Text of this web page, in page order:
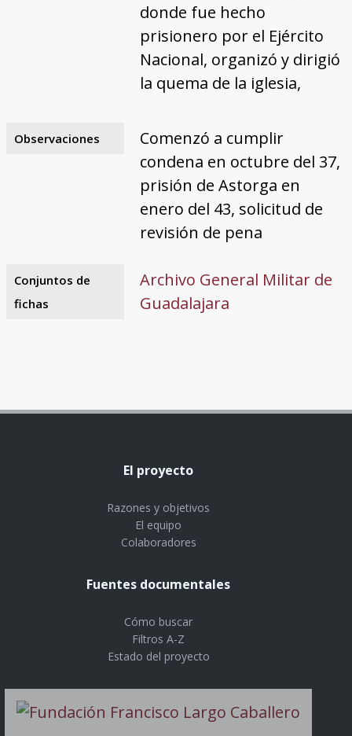
donde fue hecho
prisionero por el Ejército
Nacional, organizó y dirigió
la quema de la iglesia,
Observaciones
Comenzó a cumplir
condena en octubre del 37,
prisión de Astorga en
enero del 43, solicitud de
revisión de pena
Conjuntos de
fichas
Archivo General Militar de
Guadalajara
El proyecto
Razones y objetivos
El equipo
Colaboradores
Fuentes documentales
Cómo buscar
Filtros A-Z
Estado del proyecto